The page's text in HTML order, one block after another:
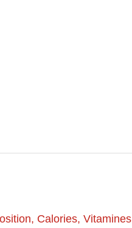
Calories, Vitamines